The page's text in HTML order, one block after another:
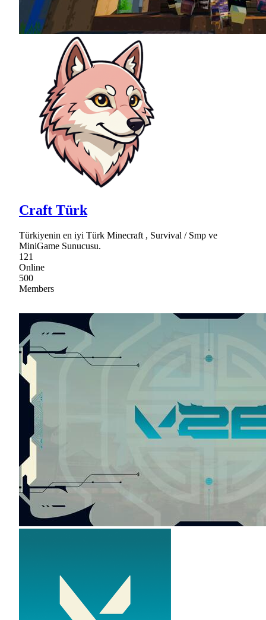
Craft Türk
Türkiyenin en iyi Türk Minecraft , Survival / Smp ve
MiniGame Sunucusu.
121
Online
500
Members